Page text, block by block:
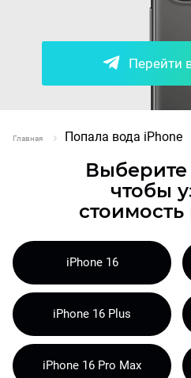
Перейти
Главная Попала вода iPhone
чтобы
iPhone 16
iPhone 16 Plus
iPhone 16 Pro Max